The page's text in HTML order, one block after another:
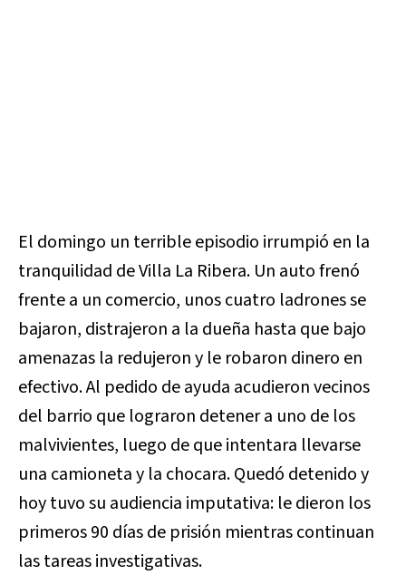
El domingo un terrible episodio irrumpió en la
tranquilidad de Villa La Ribera. Un auto frenó
frente a un comercio, unos cuatro ladrones se
bajaron, distrajeron a la dueña hasta que bajo
amenazas la redujeron y le robaron dinero en
efectivo. Al pedido de ayuda acudieron vecinos
del barrio que lograron detener a uno de los
malvivientes, luego de que intentara llevarse
una camioneta y la chocara. Quedó detenido y
hoy tuvo su audiencia imputativa: le dieron los
primeros 90 días de prisión mientras continuan
las tareas investigativas.